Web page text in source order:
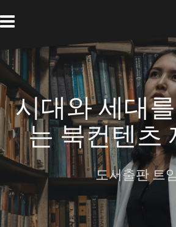
to
content
시대와 세대
는 북컨텐츠
도서출판 트